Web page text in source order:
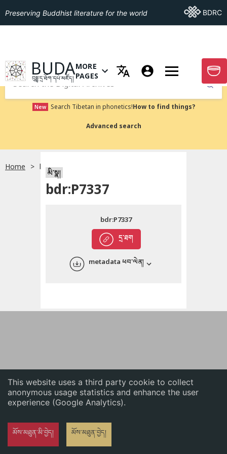
This website uses a third party cookie to collect
anonymous usage statistics and enhance the user
experience (Google Analytics).
མོས་མཐུན་མི་བྱེད། མོས་མཐུན་བྱེད།
English
Preserving Buddhist literature for the world Go ToBDRC
GO TO HOMEPAGE
BUDA
བུདྡྷ་དྲ་ཐོག་དཔེ་མཛོད།
OPEN MENU OF MORE PAGES
MORE
PAGES
GO
Submit
New Search Tibetan in phonetics!How to find things?
Advanced search
Home bdr:P7337
མི་སྣ།
bdr:P7337
དྲ་ཐག
bdr:P7337
metadata ཕབ་ལེན།